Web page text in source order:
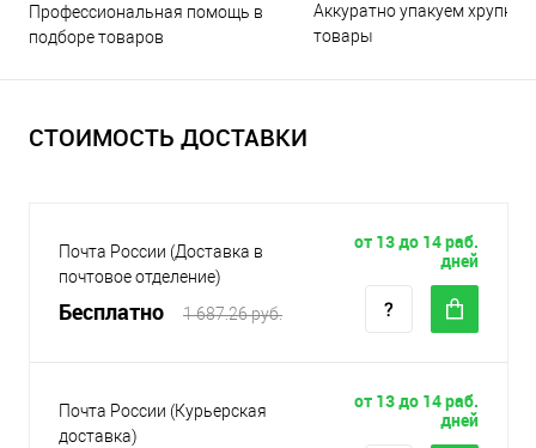
Профессиональная помощь в
подборе товаров
Аккуратно упакуем хрупкие
товары
СТОИМОСТЬ ДОСТАВКИ
Почта России (Доставка в
почтовое отделение)
Бесплатно 1 687.26 руб.
от 13 до 14 раб.
дней
Почта России (Курьерская
доставка)
от 13 до 14 раб.
дней